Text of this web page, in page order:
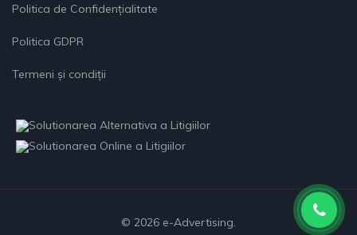
Politica de Confidențialitate
Politica GDPR
Termeni și condiții
© 2026 e-Advertising.